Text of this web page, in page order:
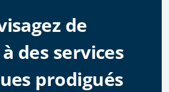
de
des services
prodigués